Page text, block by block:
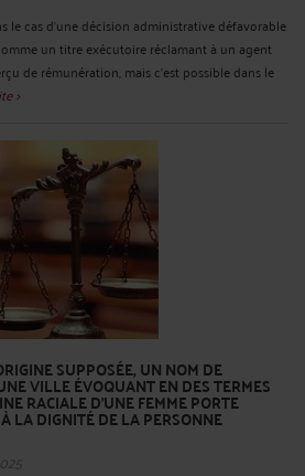
le cas d’une décision administrative défavorable
un titre exécutoire réclamant à un agent
de rémunération, mais c’est possible dans le
>
SUPPOSÉE, UN NOM DE
VILLE ÉVOQUANT EN DES TERMES
RACIALE D’UNE FEMME PORTE
LA DIGNITÉ DE LA PERSONNE